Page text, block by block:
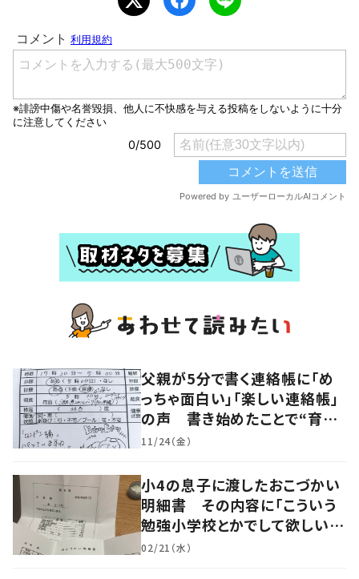
父親が5分で書く連絡帳に「め
っちゃ面白い」「楽しい連絡帳」
の声 書き始めたことで“育児
に変化”も
11/24（金）
小4の息子に渡したおこづかい
明細書 その内容に「こういう
勉強小学校とかでして欲しい」
「社会勉強になりますね」の声
02/21（水）